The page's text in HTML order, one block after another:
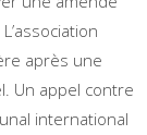
après une
Un appel contre
international